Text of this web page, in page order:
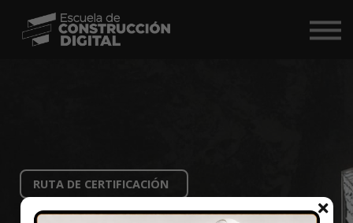
Comunidad
RUTA DE CERTIFICACIÓN